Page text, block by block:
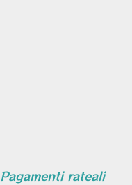
Pagamenti rateali